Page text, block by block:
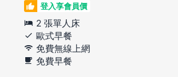
登入享會員價
2 張單人床
歐式早餐
免費無線上網
免費早餐